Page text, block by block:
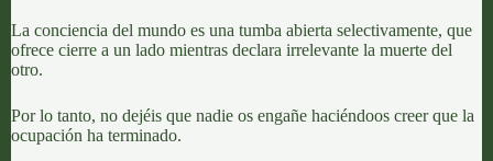
La conciencia del mundo es una tumba abierta selectivamente, que
ofrece cierre a un lado mientras declara irrelevante la muerte del
otro.
Por lo tanto, no dejéis que nadie os engañe haciéndoos creer que la
ocupación ha terminado.